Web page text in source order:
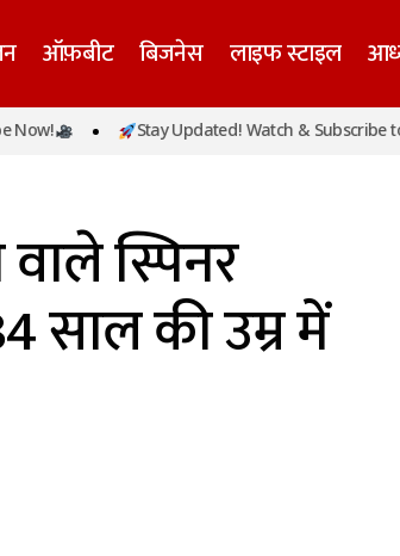
ऑफ़बीट बिजनेस लाइफ स्टाइल
वाले स्पिनर पद्माकर शिवालकर का 84 साल
Stay Updated! Watch & Subscribe to our
स्पिनर
साल की उम्र में